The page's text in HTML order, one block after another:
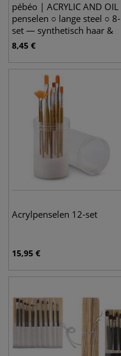
pébéo | ACRYLIC AND OIL
penselen ○ lange steel ○ 8-
set — synthetisch haar &
varkenshaar
8,45 €
Acrylpenselen 12-set
15,95 €